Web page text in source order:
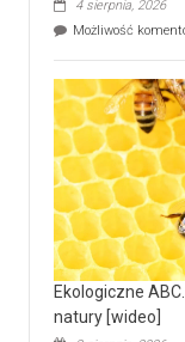
4 sierpnia, 2026
Możliwość
Ekologiczne
natury [wideo]